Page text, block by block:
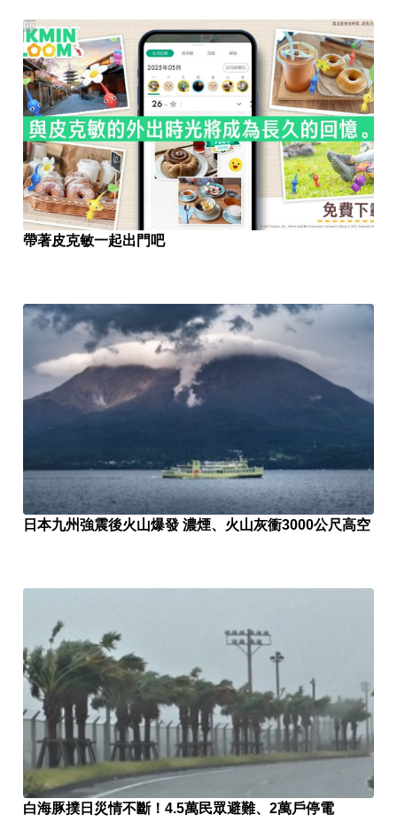
帶著皮克敏一起出門吧
PR
日本九州強震後火山爆發 濃煙、火山灰衝3000公尺高空
白海豚撲日災情不斷！4.5萬民眾避難、2萬戶停電